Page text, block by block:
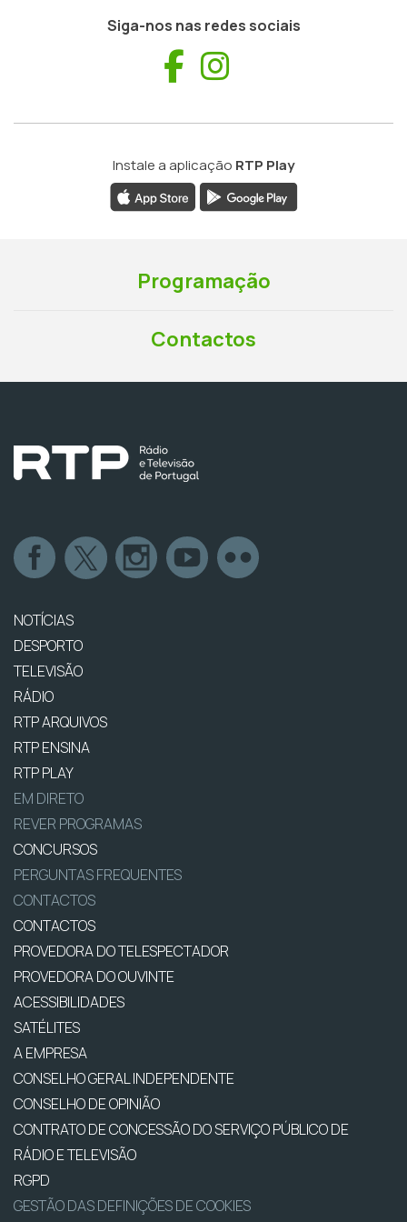
Siga-nos nas redes sociais
Facebook
Instale a aplicação RTP Play
Programação
Contactos
NOTÍCIAS
DESPORTO
TELEVISÃO
RÁDIO
RTP ARQUIVOS
RTP ENSINA
RTP PLAY
EM DIRETO
REVER PROGRAMAS
CONCURSOS
PERGUNTAS FREQUENTES
CONTACTOS
CONTACTOS
PROVEDORA DO TELESPECTADOR
PROVEDORA DO OUVINTE
ACESSIBILIDADES
SATÉLITES
A EMPRESA
CONSELHO GERAL INDEPENDENTE
CONSELHO DE OPINIÃO
CONTRATO DE CONCESSÃO DO SERVIÇO PÚBLICO DE
RÁDIO E TELEVISÃO
RGPD
GESTÃO DAS DEFINIÇÕES DE COOKIES